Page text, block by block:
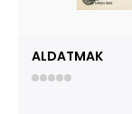
ALDATMAK